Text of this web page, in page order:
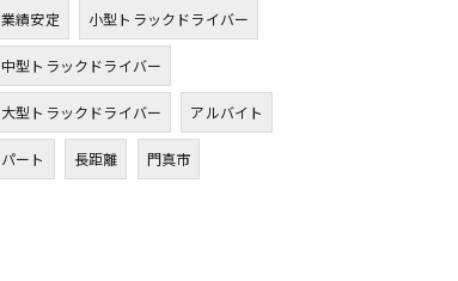
業績安定 小型トラックドライバー
中型トラックドライバー
大型トラックドライバー アルバイト
パート 長距離 門真市